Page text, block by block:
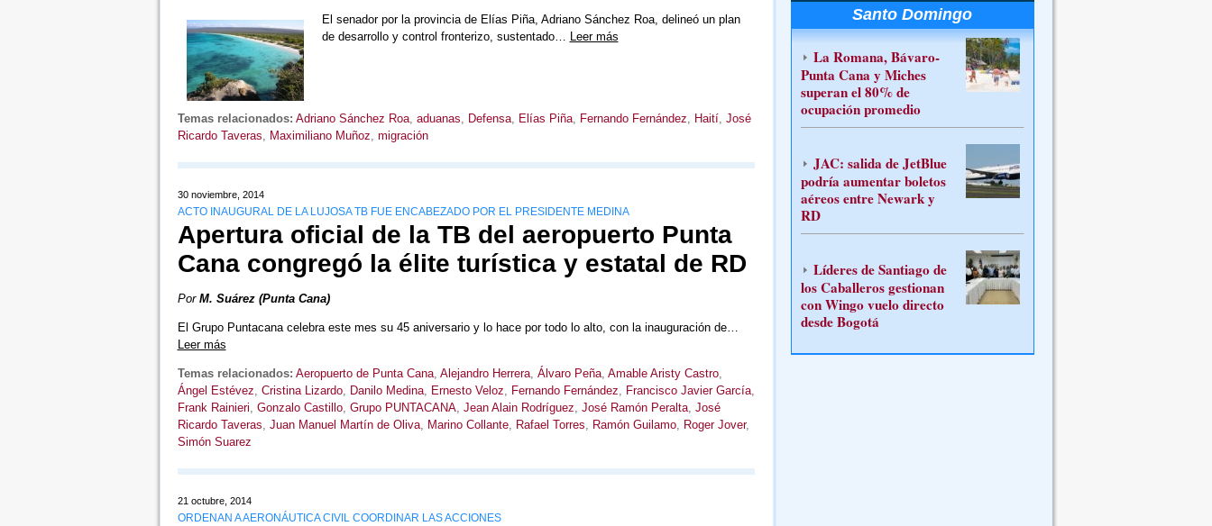
El senador por la provincia de Elías Piña, Adriano Sánchez Roa, delineó un plan
de desarrollo y control fronterizo, sustentado… Leer más
Temas relacionados: Adriano Sánchez Roa, aduanas, Defensa, Elías Piña, Fernando Fernández, Haití, José
Ricardo Taveras, Maximiliano Muñoz, migración
30 noviembre, 2014
ACTO INAUGURAL DE LA LUJOSA TB FUE ENCABEZADO POR EL PRESIDENTE MEDINA
Apertura oficial de la TB del aeropuerto Punta
Cana congregó la élite turística y estatal de RD
Por M. Suárez (Punta Cana)
El Grupo Puntacana celebra este mes su 45 aniversario y lo hace por todo lo alto, con la inauguración de…
Leer más
Temas relacionados: Aeropuerto de Punta Cana, Alejandro Herrera, Álvaro Peña, Amable Aristy Castro,
Ángel Estévez, Cristina Lizardo, Danilo Medina, Ernesto Veloz, Fernando Fernández, Francisco Javier García,
Frank Rainieri, Gonzalo Castillo, Grupo PUNTACANA, Jean Alain Rodríguez, José Ramón Peralta, José
Ricardo Taveras, Juan Manuel Martín de Oliva, Marino Collante, Rafael Torres, Ramón Guilamo, Roger Jover,
Simón Suarez
21 octubre, 2014
ORDENAN A AERONÁUTICA CIVIL COORDINAR LAS ACCIONES
Santo Domingo
La Romana, Bávaro-
Punta Cana y Miches
superan el 80% de
ocupación promedio
JAC: salida de JetBlue
podría aumentar boletos
aéreos entre Newark y
RD
Líderes de Santiago de
los Caballeros gestionan
con Wingo vuelo directo
desde Bogotá